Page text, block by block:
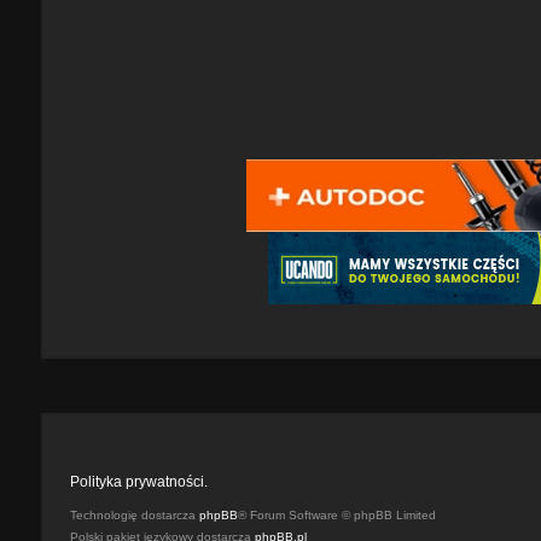
Polityka prywatności.
Technologię dostarcza phpBB® Forum Software © phpBB Limited
Polski pakiet językowy dostarcza phpBB.pl